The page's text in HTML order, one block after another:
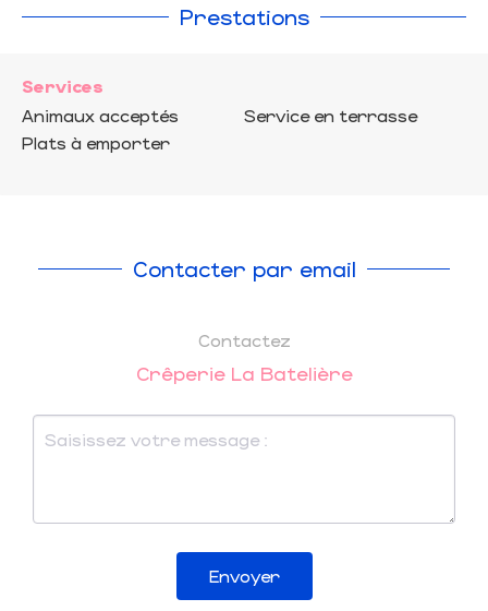
Prestations
Services
Animaux acceptés
Plats à emporter
Service en terrasse
Contacter par email
Contactez
Crêperie La Batelière
Envoyer